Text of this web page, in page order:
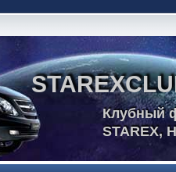
Клубный
STAREX,